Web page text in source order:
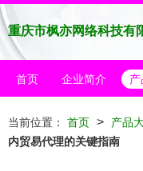
重庆市枫亦网络科技有
首页 企业简介
当前位置： 首页 > 产品
内贸易代理的关键指南